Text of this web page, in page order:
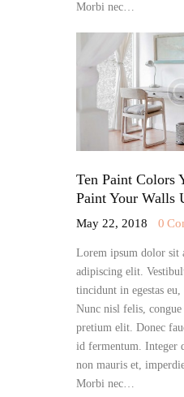
Morbi nec…
Ten Paint Colors
Paint Your Walls
May 22, 2018 0
Lorem ipsum dolor sit
adipiscing elit.
tincidunt in egestas
Nunc nisl felis,
pretium elit. Donec
id fermentum. Integer
non mauris et,
Morbi nec…